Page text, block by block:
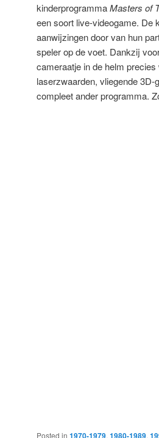
kinderprogrammaMasters of
een soort live-videogame. De
aanwijzingen door van hun
speler op de voet. Dankzij
cameraatje in de helm
laserzwaarden, vliegende
compleet ander programma.
Posted in 1970-1979, 1980-1989,